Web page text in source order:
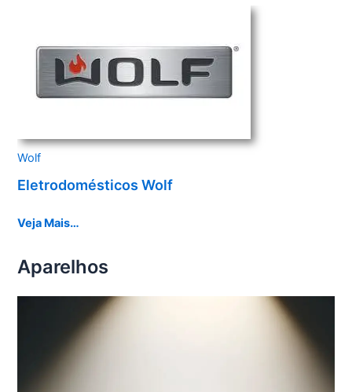
Wolf
Eletrodomésticos Wolf
Veja Mais…
Aparelhos